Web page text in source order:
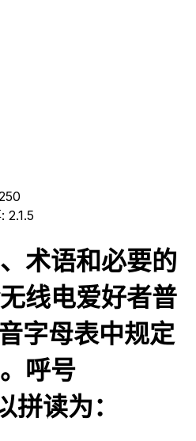
2.1.5
术语和必要的
线电爱好者普
字母表中规定
呼号
读为：